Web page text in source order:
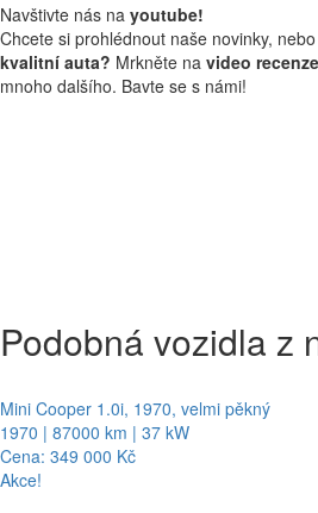
Navštivte nás na youtube!
Chcete si prohlédnout naše novinky,
kvalitní auta? Mrkněte na video
mnoho dalšího. Bavte se s námi!
Podobná vozidla z
Mini Cooper 1.0i, 1970, velmi pěkný
1970 | 87000 km | 37 kW
Cena: 349 000 Kč
Akce!